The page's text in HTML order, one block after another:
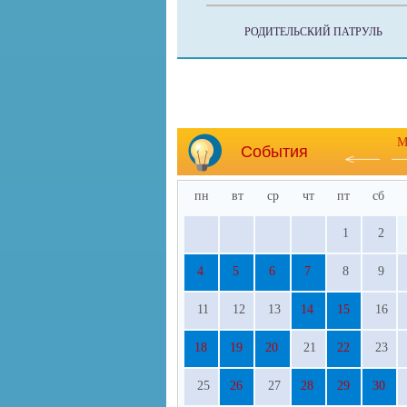
РОДИТЕЛЬСКИЙ ПАТРУЛЬ
События
пн вт ср чт пт сб
1 2
4 5 6 7 8 9
11 12 13 14 15 16
18 19 20 21 22 23
25 26 27 28 29 30